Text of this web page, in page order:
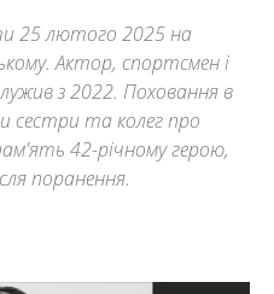
25 лютого 2025 на
Актор, спортсмен і
з 2022. Поховання в
сестри та колег про
42-річному герою,
поранення.